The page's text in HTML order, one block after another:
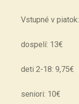
Vstupné v piatok:
dospelí: 13€
deti 2-18: 9,75€
seniori: 10€